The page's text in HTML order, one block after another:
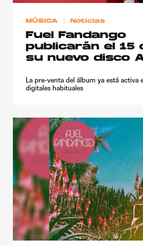
© 2015-2022 UMOMAG. PROPIEDAD DE
DERECHOS RESERVADOS.
MÚSICA Noticias
Fuel Fandango
publicarán el 15
su nuevo disco
La pre-venta del álbum ya está activa
digitales habituales